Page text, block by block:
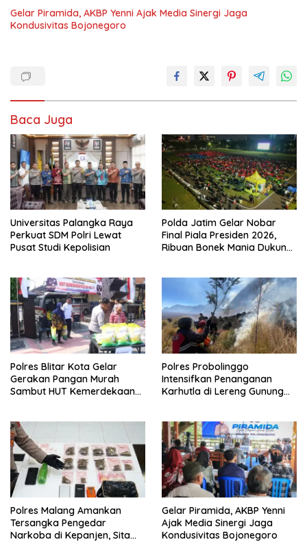
Gelar Piramida, AKBP Yenni Ajak Media Sinergi Jaga
Kondusivitas Bojonegoro
Baca Juga
Universitas Palangka Raya
Perkuat SDM Polri Lewat
Pusat Studi Kepolisian
Polda Jatim Gelar Nobar
Final Piala Presiden 2026,
Ribuan Bonek Mania Dukung
Polres Blitar Kota Gelar
Gerakan Pangan Murah
Sambut HUT Kemerdekaan
Polres Probolinggo
Intensifkan Penanganan
Karhutla di Lereng Gunung
Polres Malang Amankan
Tersangka Pengedar
Narkoba di Kepanjen, Sita
Gelar Piramida, AKBP Yenni
Ajak Media Sinergi Jaga
Kondusivitas Bojonegoro